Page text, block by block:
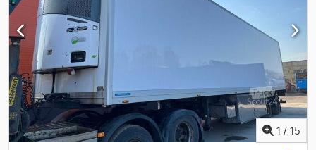
akslet henger m/ to sett dekk. Blir EU-godkjent før salg! = Weitere
Informationen = Wenden Sie sich an ATS Norway, um weitere
Informationen zu erhalten.
1 / 15